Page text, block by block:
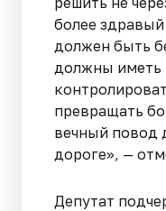
более
должен быть
должны иметь
превращать
вечный повод
дороге», —
Депутат